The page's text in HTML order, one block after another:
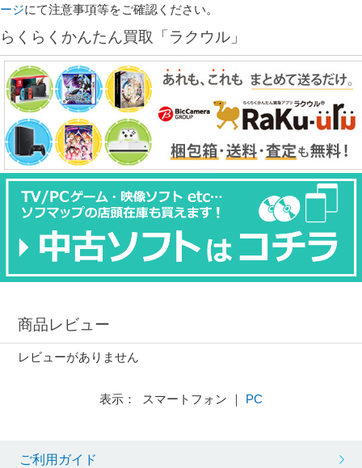
ージにて注意事項等をご確認ください。
らくらくかんたん買取「ラクウル」
商品レビュー
レビューがありません
表示： スマートフォン ｜ PC
ご利用ガイド